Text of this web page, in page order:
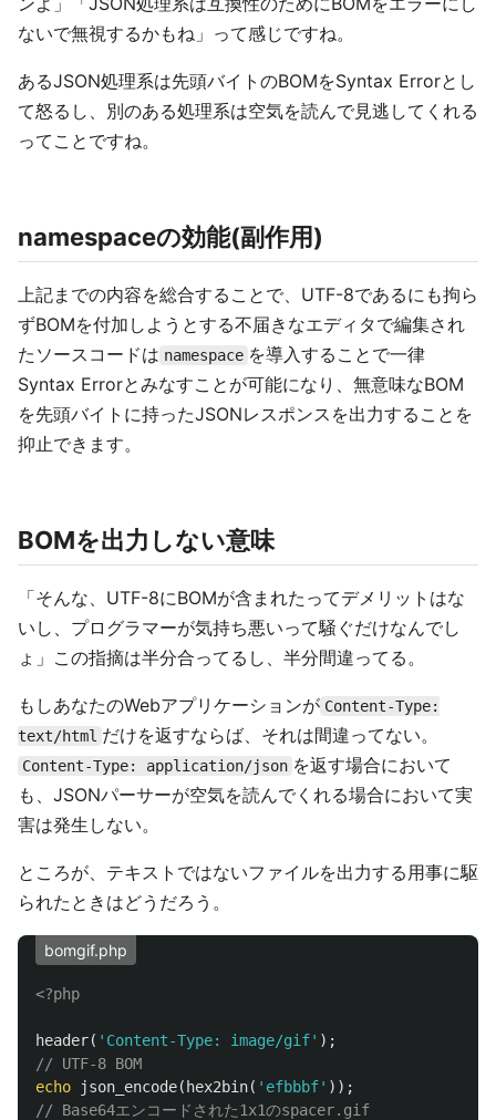
ないで無視するかもね」って感じですね。
あるJSON処理系は先頭バイトのBOMをSyntax Errorとし
て怒るし、別のある処理系は空気を読んで見逃してくれる
ってことですね。
namespaceの効能(副作用)
上記までの内容を総合することで、UTF-8であるにも拘ら
ずBOMを付加しようとする不届きなエディタで編集され
たソースコードは namespace を導入することで一律
Syntax Errorとみなすことが可能になり、無意味なBOM
を先頭バイトに持ったJSONレスポンスを出力することを
抑止できます。
BOMを出力しない意味
「そんな、UTF-8にBOMが含まれたってデメリットはな
いし、プログラマーが気持ち悪いって騒ぐだけなんでし
ょ」この指摘は半分合ってるし、半分間違ってる。
もしあなたのWebアプリケーションが Content-Type:
text/html だけを返すならば、それは間違ってない。
Content-Type: application/json を返す場合において
も、JSONパーサーが空気を読んでくれる場合において実
害は発生しない。
ところが、テキストではないファイルを出力する用事に駆
られたときはどうだろう。
bomgif.php
<?php
header( 'Content-Type: image/gif' );
// UTF-8 BOM
echo
json_encode( hex2bin( 'efbbbf' ));
// Base64エンコードされた1x1のspacer.gif